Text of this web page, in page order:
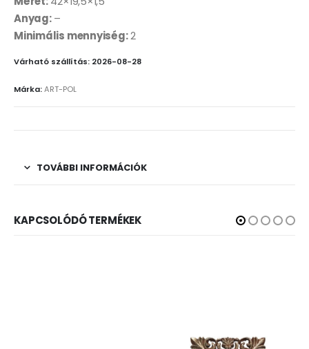
Anyag:–
Minimális mennyiség:2
Várható szállítás: 2026-08-28
Márka:ART-POL
TOVÁBBI INFORMÁCIÓK
KAPCSOLÓDÓ TERMÉKEK